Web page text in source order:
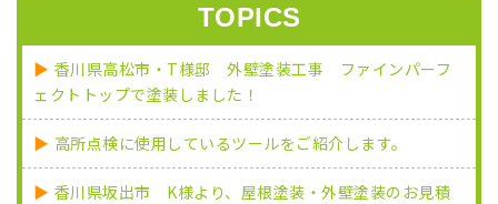
TOPICS
香川県高松市・T様邸 外壁塗装工事 ファインパーフ
ェクトトップで塗装しました！
高所点検に使用しているツールをご紹介します。
香川県坂出市 K様より、屋根塗装・外壁塗装のお見積